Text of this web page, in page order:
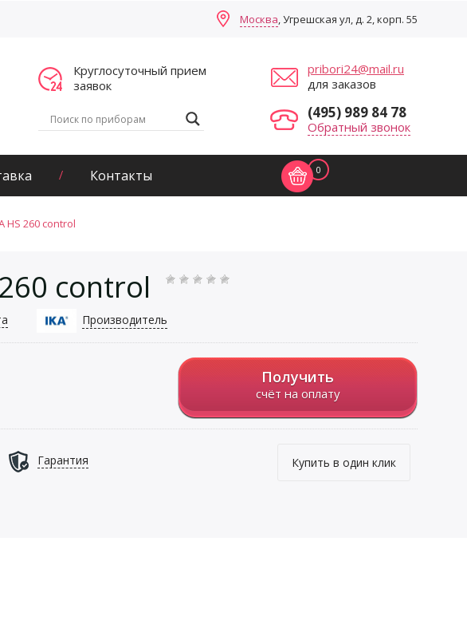
Москва, Угрешская ул, д. 2, корп. 55
Круглосуточный прием
заявок
pribori24@mail.ru
для заказов
(495) 989 84 78
Обратный звонок
Контакты 0
HS 260 control
control
Производитель
Получить
счёт на оплату
Купить в один клик
Гарантия